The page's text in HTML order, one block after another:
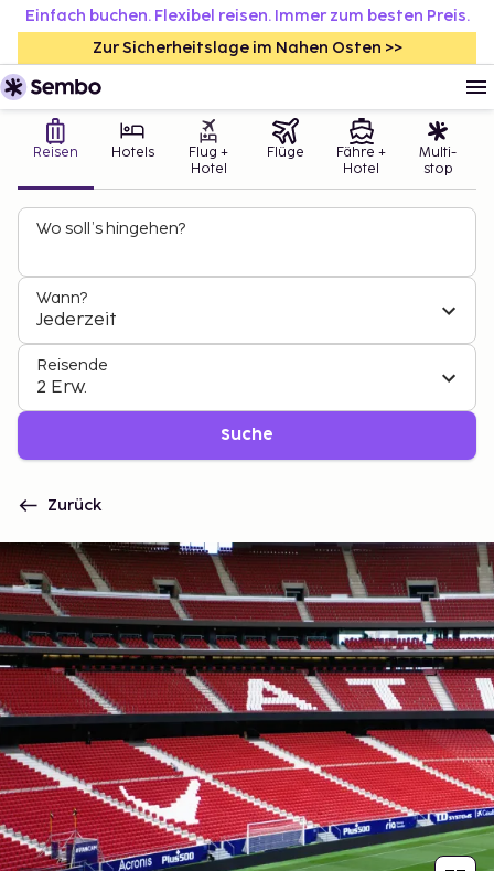
Einfach buchen. Flexibel reisen. Immer zum besten Preis.
Zur Sicherheitslage im Nahen Osten >>
Reisen Hotels
Flug +
Hotel
Flüge
Fähre +
Hotel
Multi-
stop
Wo soll’s hingehen?
Wann?
Jederzeit
Reisende
2 Erw.
Suche
Zurück